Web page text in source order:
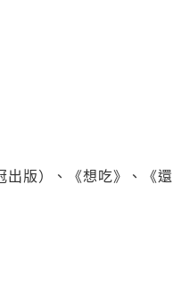
版）、《想吃》、《